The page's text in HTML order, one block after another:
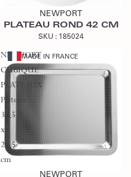
NEWPORT
PLATEAU ROND 42 CM
SKU : 185024
NEWPORT
CUBIQUE
PLATEAUX
Plateau
32,5
x
26,5
cm
MADE IN FRANCE
Ajouter au devis
NEWPORT